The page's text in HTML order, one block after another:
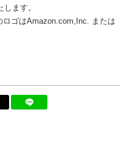
ます。
ゴはAmazon.com,Inc. または